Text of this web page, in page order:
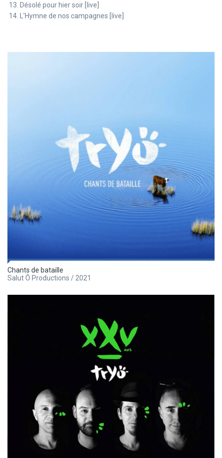
Désolé pour hier soir [live]
L'Hymne de nos campagnes [live]
Chants de bataille
Salut Ô Productions / 2021